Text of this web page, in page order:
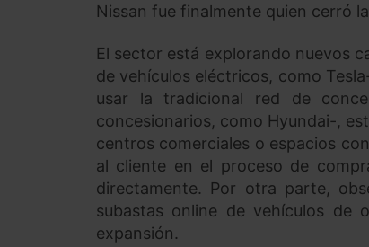
Nissan fue finalmente quien cerró
El sector está explorando nuevos
de vehículos eléctricos, como
usar la tradicional red de
concesionarios, como Hyundai-,
centros comerciales o espacios
al cliente en el proceso de
directamente. Por otra parte,
subastas online de vehículos de
expansión.